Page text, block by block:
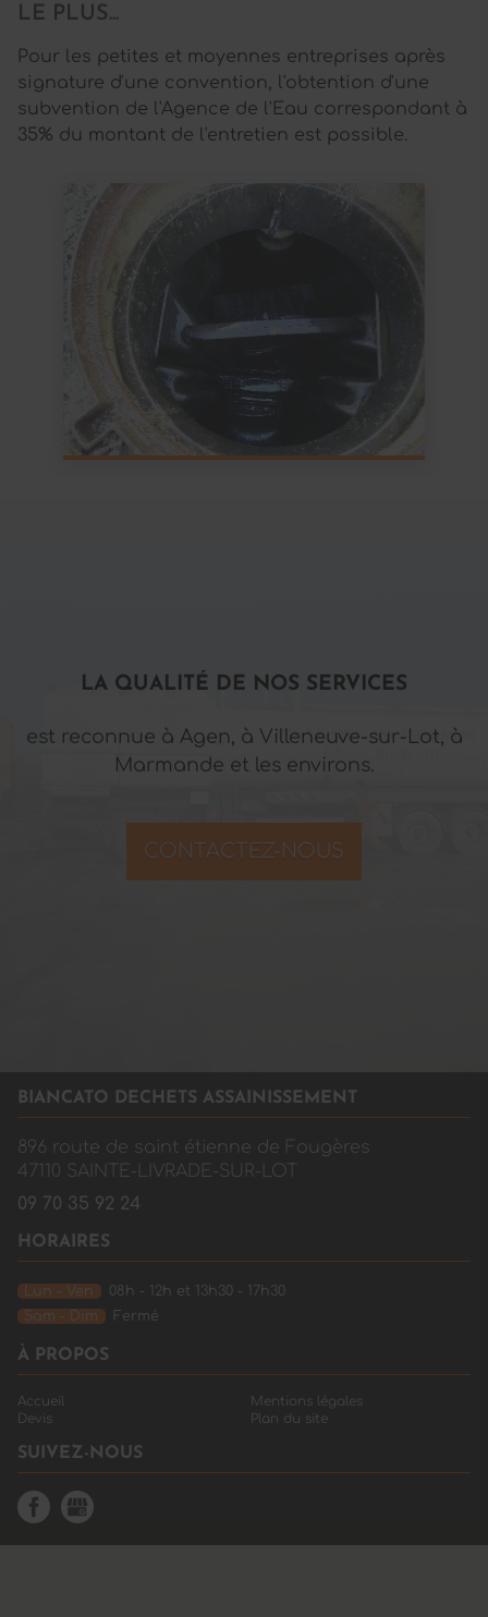
LE PLUS...
Pour les petites et moyennes entreprises après
signature d'une convention, l'obtention d'une
subvention de l'Agence de l'Eau correspondant à
35% du montant de l'entretien est possible.
LA QUALITÉ DE NOS SERVICES
est reconnue à Agen, à Villeneuve-sur-Lot, à
Marmande et les environs.
CONTACTEZ-NOUS
BIANCATO DECHETS ASSAINISSEMENT
896 route de saint étienne de Fougères
47110 SAINTE-LIVRADE-SUR-LOT
09 70 35 92 24
HORAIRES
Lun - Ven
08h - 12h et 13h30 - 17h30
Sam - Dim
Fermé
À PROPOS
Accueil
Devis
Mentions légales
Plan du site
SUIVEZ-NOUS